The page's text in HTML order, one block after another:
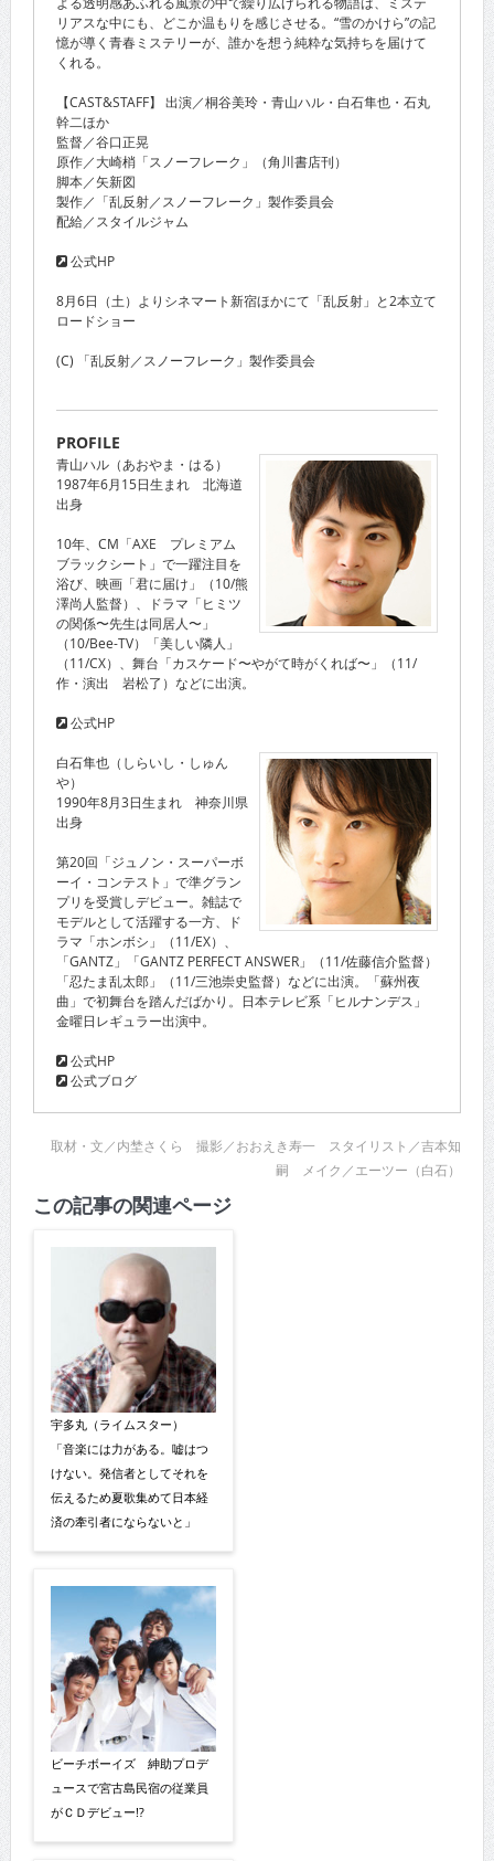
リアスな中にも、どこか温もりを感じさせる。“雪のかけら”の記
憶が導く青春ミステリーが、誰かを想う純粋な気持ちを届けて
くれる。
【CAST&STAFF】 出演／桐谷美玲・青山ハル・白石隼也・石丸
幹二ほか
監督／谷口正晃
原作／大崎梢「スノーフレーク」（角川書店刊）
脚本／矢新図
製作／「乱反射／スノーフレーク」製作委員会
配給／スタイルジャム
公式HP
8月6日（土）よりシネマート新宿ほかにて「乱反射」と2本立て
ロードショー
(C) 「乱反射／スノーフレーク」製作委員会
PROFILE
青山ハル（あおやま・はる）
1987年6月15日生まれ 北海道
出身
10年、CM「AXE プレミアム
ブラックシート」で一躍注目を
浴び、映画「君に届け」（10/熊
澤尚人監督）、ドラマ「ヒミツ
の関係〜先生は同居人〜」
（10/Bee-TV）「美しい隣人」
（11/CX）、舞台「カスケード〜やがて時がくれば〜」（11/
作・演出 岩松了）などに出演。
公式HP
白石隼也（しらいし・しゅん
や）
1990年8月3日生まれ 神奈川県
出身
第20回「ジュノン・スーパーボ
ーイ・コンテスト」で準グラン
プリを受賞しデビュー。雑誌で
モデルとして活躍する一方、ド
ラマ「ホンボシ」（11/EX）、
「GANTZ」「GANTZ PERFECT ANSWER」（11/佐藤信介監督）
「忍たま乱太郎」（11/三池崇史監督）などに出演。「蘇州夜
曲」で初舞台を踏んだばかり。日本テレビ系「ヒルナンデス」
金曜日レギュラー出演中。
公式HP
公式ブログ
取材・文／内埜さくら 撮影／おおえき寿一 スタイリスト／吉本知
嗣 メイク／エーツー（白石）
この記事の関連ページ
宇多丸（ライムスター）
「音楽には力がある。嘘はつ
けない。発信者としてそれを
伝えるため夏歌集めて日本経
済の牽引者にならないと」
ビーチボーイズ 紳助プロデ
ュースで宮古島民宿の従業員
がＣＤデビュー!?